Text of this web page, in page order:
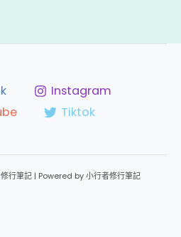
Instagram
Tiktok
筆記 | Powered by 小行者修行筆記